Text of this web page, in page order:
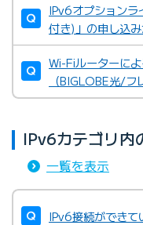
IPv6オプション
付き)」の申し込
Wi-Fiルーターによ
（BIGLOBE光/フ
IPv6カテゴリ内
一覧を表示
IPv6接続ができて